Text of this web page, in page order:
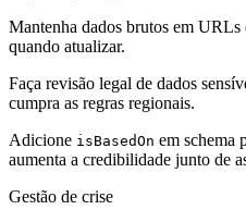
Mantenha dados brutos em
quando atualizar.
Faça revisão legal de dados
cumpra as regras regionais.
Adicione isBasedOn em schema
aumenta a credibilidade junto de
Gestão de crise